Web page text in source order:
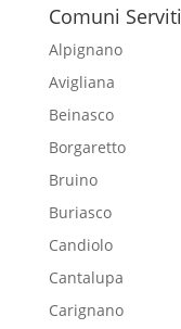
Comuni Serviti
Alpignano
Avigliana
Beinasco
Borgaretto
Bruino
Buriasco
Candiolo
Cantalupa
Carignano